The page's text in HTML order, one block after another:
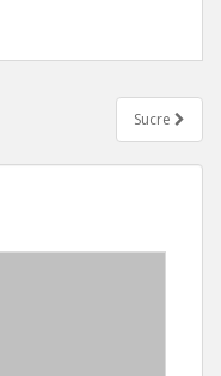
Sucre